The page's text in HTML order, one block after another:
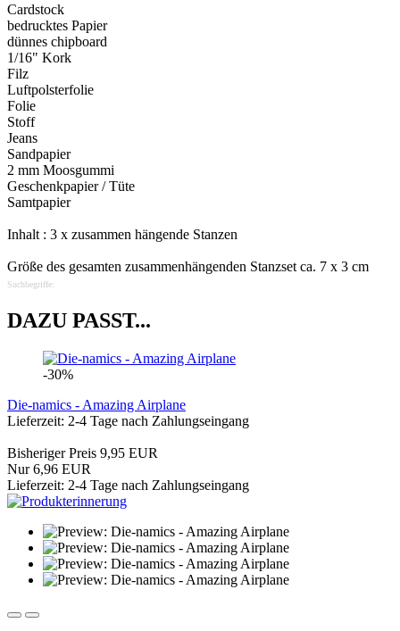
Cardstock
bedrucktes Papier
dünnes chipboard
1/16" Kork
Filz
Luftpolsterfolie
Folie
Stoff
Jeans
Sandpapier
2 mm Moosgummi
Geschenkpapier / Tüte
Samtpapier
Inhalt : 3 x zusammen hängende Stanzen
Größe des gesamten zusammenhängenden Stanzset ca. 7 x 3 cm
Suchbegriffe:
DAZU PASST...
-30%
Die-namics - Amazing Airplane
Lieferzeit: 2-4 Tage nach Zahlungseingang
Bisheriger Preis 9,95 EUR
Nur 6,96 EUR
Lieferzeit: 2-4 Tage nach Zahlungseingang